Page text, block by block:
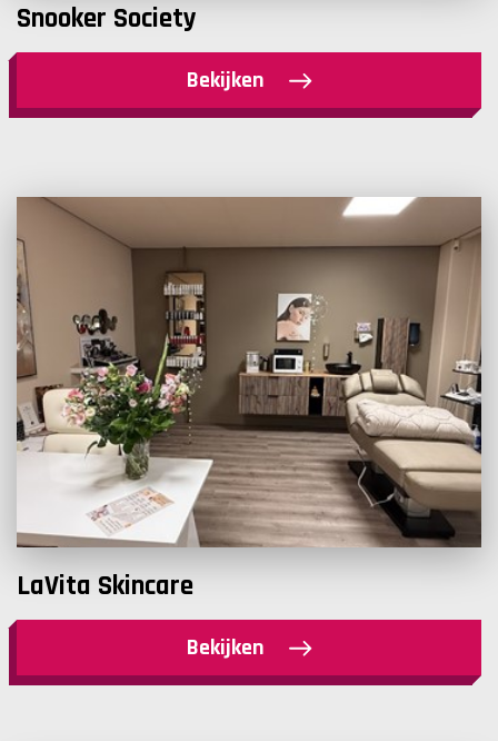
Snooker Society
Bekijken
LaVita Skincare
Bekijken